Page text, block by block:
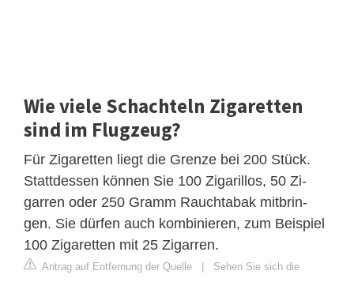
Wie viele Schachteln Zigaretten
sind im Flugzeug?
Für Zigaretten liegt die Grenze bei 200 Stück.
Stattdessen können Sie 100 Zigarillos, 50 Zi-
garren oder 250 Gramm Rauchtabak mitbrin-
gen. Sie dürfen auch kombinieren, zum Beispiel
100 Zigaretten mit 25 Zigarren.
Antrag auf Entfernung der Quelle | Sehen Sie sich die